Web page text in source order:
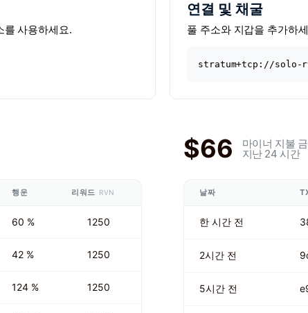
를 사용하세요.
연결 및 채굴
풀 주소와 지갑을 추가하
stratum+tcp://solo-
행운 리워드 RVN
60 % 1250
42 % 1250
124 % 1250
$66 마이너 지불
지난 24 시간
날짜
한 시간 전
2시간 전
5시간 전